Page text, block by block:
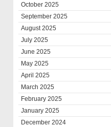
October 2025
September 2025
August 2025
July 2025
June 2025
May 2025
April 2025
March 2025
February 2025
January 2025
December 2024